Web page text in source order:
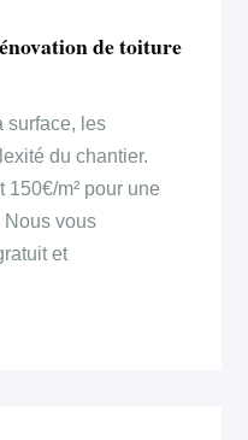
de toiture
surface, les
du chantier.
150€/m² pour une
Nous vous
et